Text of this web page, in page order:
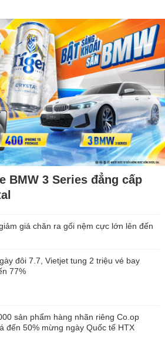
BMW 3 Series đẳng cấp
giá chăn ra gối nệm cực lớn lên đến
đôi 7.7, Vietjet tung 2 triệu vé bay
77%
sản phẩm hàng nhãn riêng Co.op
đến 50% mừng ngày Quốc tế HTX